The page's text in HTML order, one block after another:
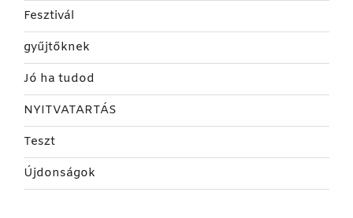
Fesztivál
gyűjtőknek
Jó ha tudod
NYITVATARTÁS
Teszt
Újdonságok